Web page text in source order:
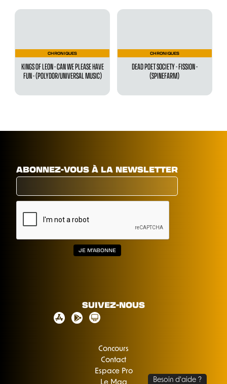
CHRONIQUES
KINGS OF LEON - CAN WE PLEASE HAVE
FUN - (POLYDOR/UNIVERSAL MUSIC)
CHRONIQUES
DEAD POET SOCIETY - FISSION -
(SPINEFARM)
ABONNEZ-VOUS À LA NEWSLETTER
SUIVEZ-NOUS
Concours
Contact
Espace Pro